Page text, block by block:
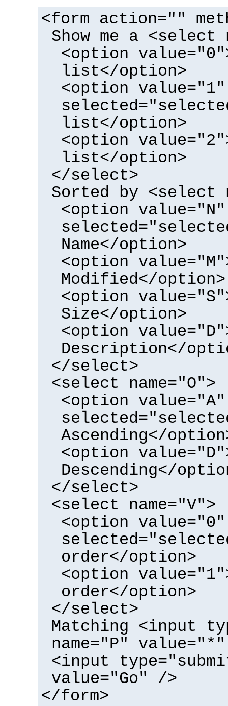
<form action=""
Show me a <select
<option
list</option>
<option value="1"
list</option>
<option
list</option>
</select>
Sorted by <select
<option value="N"
Name</option>
<option
Modified</option>
<option
Size</option>
<option
Description</
</select>
<select name="O">
<option value="A"
Ascending</
<option
Descending</
</select>
<select name="V">
<option value="0"
order</option>
<option
order</option>
</select>
Matching <input
name="P"
<input
value="Go" />
</form>